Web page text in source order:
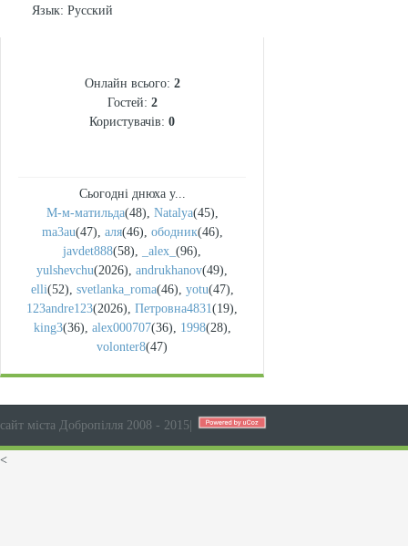
Язык: Русский
Онлайн всього: 2
Гостей: 2
Користувачів: 0
Сьогодні днюха у...
М-м-матильда(48), Natalya(45),
ma3au(47), аля(46), ободник(46),
javdet888(58), _alex_ (96),
yulshevchu(2026), andrukhanov(49),
elli(52), svetlanka_roma(46), yotu(47),
123andre123(2026), Петровна4831(19),
king3(36), alex000707(36), 1998(28),
volonter8(47)
сайт міста Добропілля 2008 - 2015
<